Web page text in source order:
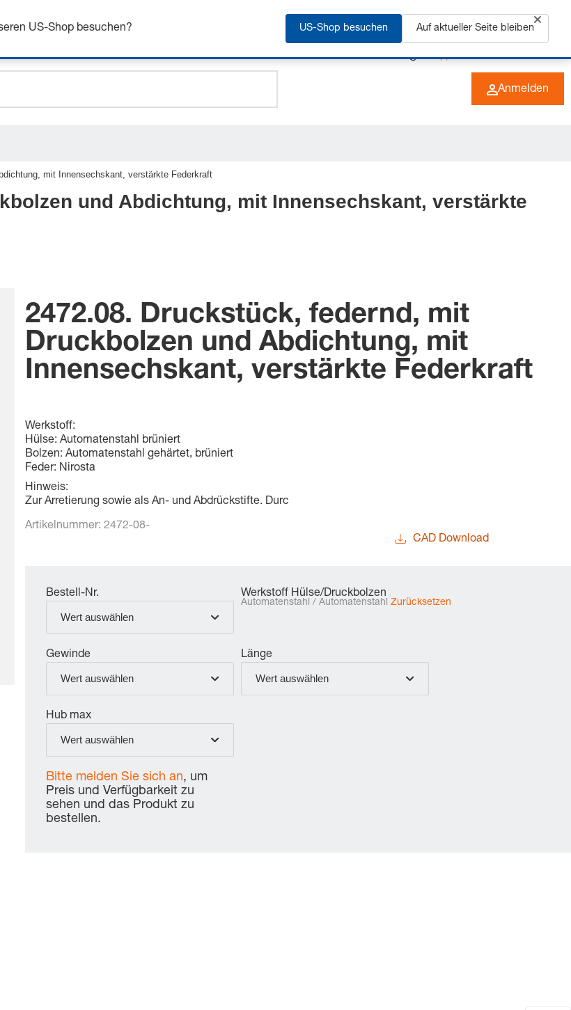
bis zu 7% Rabatt - hier klicken um mehr zu erfahren
+49 (0) 6266 73-0 DE
Anmelden
mit Innensechskant, verstärkte Federkraft
und Abdichtung, mit Innensechskant, verstärkte
2472.08. Druckstück, federnd, mit
Druckbolzen und Abdichtung, mit
Innensechskant, verstärkte Federkraft
Werkstoff:
Hülse: Automatenstahl brüniert
Bolzen: Automatenstahl gehärtet, brüniert
Feder: Nirosta
Hinweis:
Zur Arretierung sowie als An- und Abdrückstifte. Durc
Artikelnummer:2472-08-
CAD Download
Bestell-Nr.
Wert auswählen
Werkstoff Hülse/Druckbolzen
Automatenstahl / AutomatenstahlZurücksetzen
Gewinde
Wert auswählen
Länge
Wert auswählen
Hub max
Wert auswählen
Bitte melden Sie sich an, um
Preis und Verfügbarkeit zu
sehen und das Produkt zu
bestellen.
US-Shop besuchen? US-Shop besuchen Auf aktueller Seite bleiben